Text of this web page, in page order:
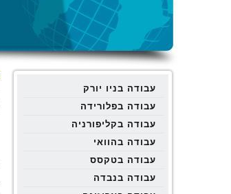
עבודה בניו יורק
עבודה בפלורידה
עבודה בקליפורניה
עבודה בהוואי
עבודה בטקסס
עבודה בנבדה